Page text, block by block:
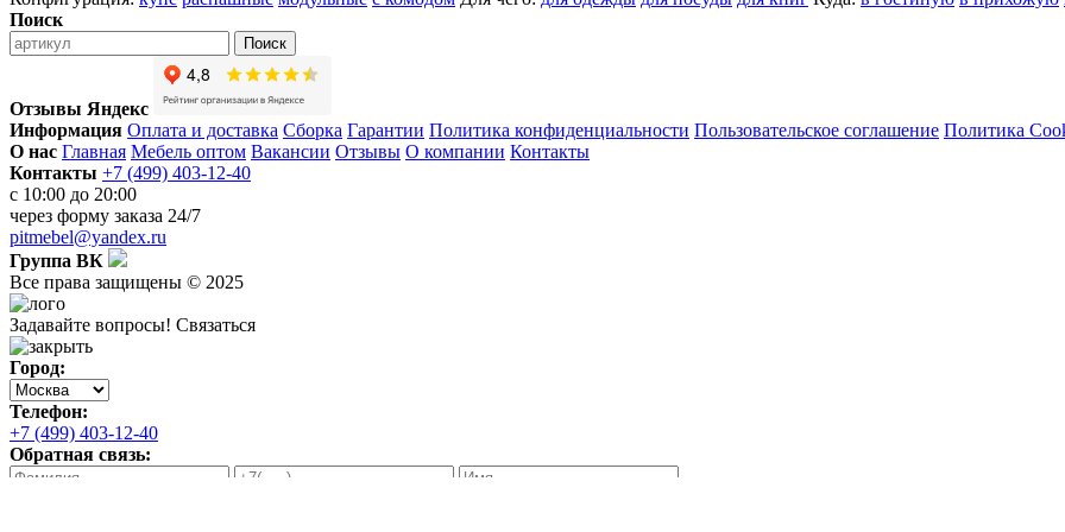
Поиск
Поиск
Отзывы Яндекс
Информация Оплата и доставка Сборка Гарантии Политика конфиденциальности Пользовательское соглашение Политика
О нас Главная Мебель оптом Вакансии Отзывы О компании Контакты
Контакты +7 (499) 403-12-40
с 10:00 до 20:00
через форму заказа 24/7
pitmebel@yandex.ru
Группа ВК
Все права защищены © 2025
Задавайте вопросы! Связаться
Город:
Телефон:
+7 (499) 403-12-40
Обратная связь: